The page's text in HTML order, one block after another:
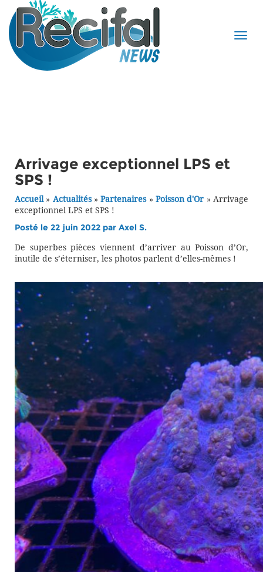
Arrivage exceptionnel LPS et
SPS !
Accueil» Actualités»Partenaires»Poisson d'Or »Arrivage
exceptionnel LPS et SPS !
Posté le 22 juin 2022 par Axel S.
De superbes pièces viennent d’arriver au Poisson d’Or,
inutile de s’éterniser, les photos parlent d’elles-mêmes !